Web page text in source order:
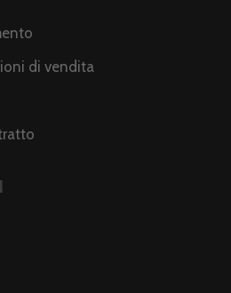
di vendita